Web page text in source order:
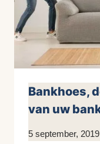
Bankhoes,
van uw
Door
5 september, 2019